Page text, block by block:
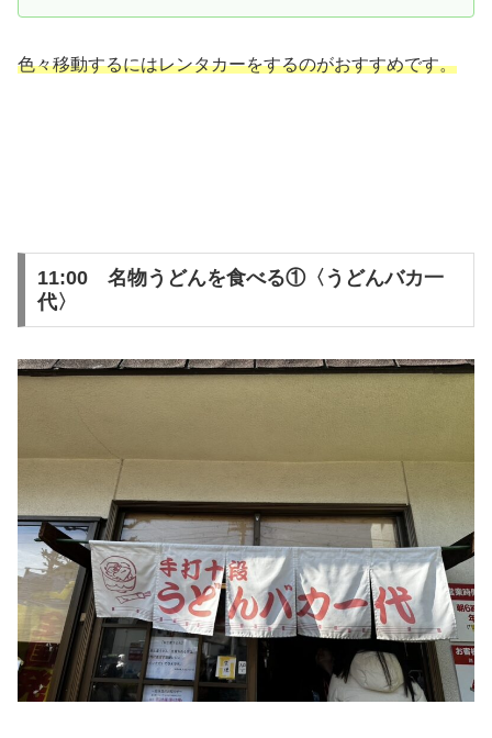
色々移動するにはレンタカーをするのがおすすめです。
11:00 名物うどんを食べる①〈うどんバカ一
代〉